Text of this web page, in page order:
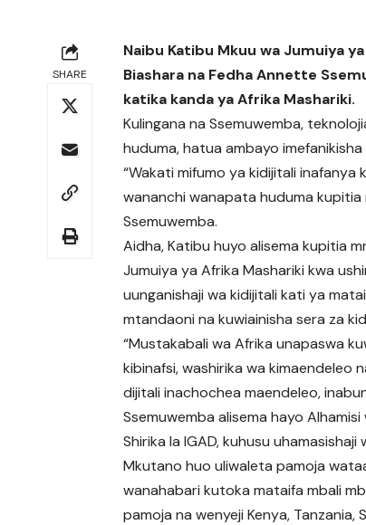
SHARE
Naibu Katibu Mkuu wa Jumuiya
Biashara na Fedha Annette
katika kanda ya Afrika Mashariki.
Kulingana na Ssemuwemba,
huduma, hatua ambayo
“Wakati mifumo ya kidijitali
wananchi wanapata huduma kupitia
Ssemuwemba.
Aidha, Katibu huyo alisema kupitia
Jumuiya ya Afrika Mashariki kwa
uunganishaji wa kidijitali kati ya
mtandaoni na kuwiainisha sera za
“Mustakabali wa Afrika unapaswa
kibinafsi, washirika wa kimaendeleo
dijitali inachochea maendeleo,
Ssemuwemba alisema hayo
Shirika la IGAD, kuhusu uhamasishaji
Mkutano huo uliwaleta pamoja
wanahabari kutoka mataifa mbali
pamoja na wenyeji Kenya, Tanzania,